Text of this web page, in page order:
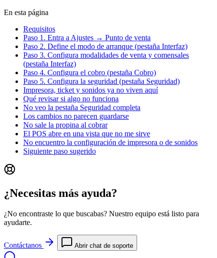
En esta página
Requisitos
Paso 1. Entra a Ajustes → Punto de venta
Paso 2. Define el modo de arranque (pestaña Interfaz)
Paso 3. Configura modalidades de venta y comensales
(pestaña Interfaz)
Paso 4. Configura el cobro (pestaña Cobro)
Paso 5. Configura la seguridad (pestaña Seguridad)
Impresora, ticket y sonidos ya no viven aquí
Qué revisar si algo no funciona
No veo la pestaña Seguridad completa
Los cambios no parecen guardarse
No sale la propina al cobrar
El POS abre en una vista que no me sirve
No encuentro la configuración de impresora o de sonidos
Siguiente paso sugerido
¿Necesitas más ayuda?
¿No encontraste lo que buscabas? Nuestro equipo está listo para
ayudarte.
Contáctanos Abrir chat de soporte